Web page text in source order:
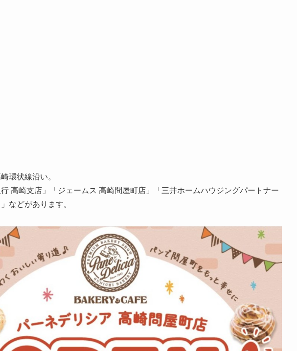
環状線沿い。
高崎支店」「ジェームス 高崎問屋町店」「三井ホームハウジングパートナー
などがあります。